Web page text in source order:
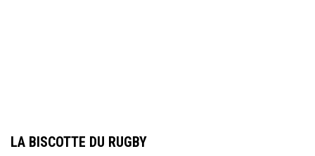
LA BISCOTTE DU RUGBY